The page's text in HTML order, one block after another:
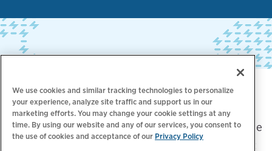
La scelta dei leader del settore
Oltre 5.000 marchi si affidano a ChargePoint per le
We use cookies and similar tracking technologies to personalize
your experience, analyze site traffic and support us in our
marketing efforts. You may change your cookie settings at any
time. By using our website and any of our services, you consent to
the use of cookies and acceptance of our Privacy Policy